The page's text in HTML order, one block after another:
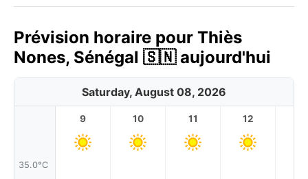
Prévision horaire pour Thiès
Nones, Sénégal 🇸🇳 aujourd'hui
Saturday, August 08, 2026
35.0°C
9 10 11 12